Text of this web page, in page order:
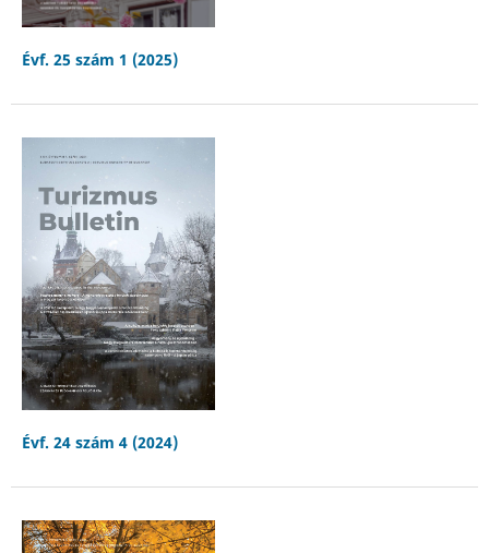
Évf. 25 szám 1 (2025)
Évf. 24 szám 4 (2024)